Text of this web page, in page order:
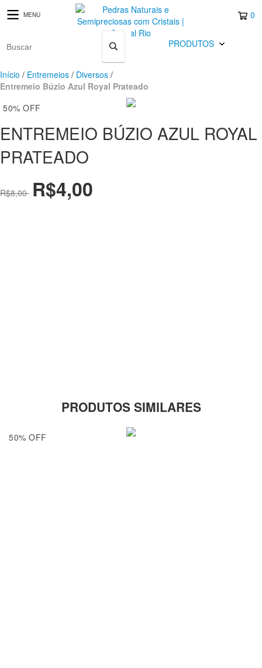
MENU 0
PRODUTOS
Início / Entremeios / Diversos /
Entremeio Búzio Azul Royal Prateado
50% OFF
ENTREMEIO BÚZIO AZUL ROYAL
PRATEADO
R$8,00 R$4,00
PRODUTOS SIMILARES
50% OFF